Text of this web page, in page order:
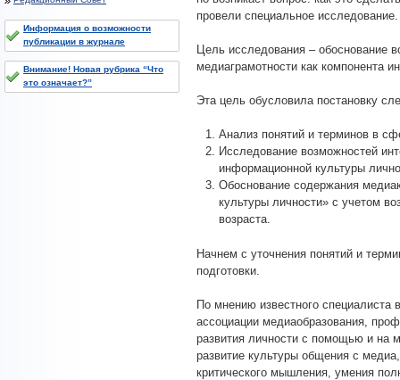
Информация о возможности
публикации в журнале
Внимание! Новая рубрика “Что
это означает?”
провели специальное исследование.
Цель исследования – обоснование
медиаграмотности как компонента
Эта цель обусловила постановку
Анализ понятий и терминов в
Исследование возможностей
информационной культуры
Обоснование содержания
культуры личности» с учетом
возраста.
Начнем с уточнения понятий и
подготовки.
По мнению известного специалиста
ассоциации медиаобразования,
развития личности с помощью и на
развитие культуры общения с
критического мышления, умения